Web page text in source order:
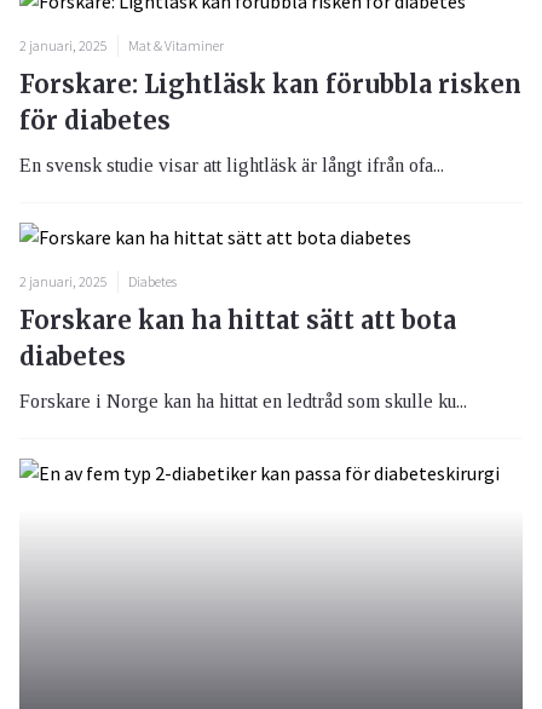
2 januari, 2025 Mat & Vitaminer
Forskare: Lightläsk kan förubbla risken
för diabetes
En svensk studie visar att lightläsk är långt ifrån ofa...
2 januari, 2025 Diabetes
Forskare kan ha hittat sätt att bota
diabetes
Forskare i Norge kan ha hittat en ledtråd som skulle ku...